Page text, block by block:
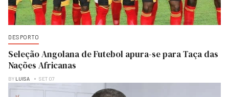
DESPORTO
Seleção Angolana de Futebol apura-se para Taça das
Nações Africanas
BY LUISA SET 07